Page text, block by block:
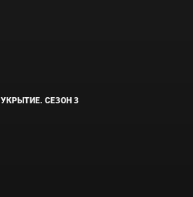
УКРЫТИЕ. СЕЗОН 3